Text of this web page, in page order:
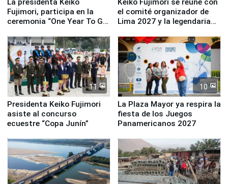
Fujimori, participa en la
ceremonia “One Year To Go
el comité organizador de
Lima 2027 y la legendaria
11
Presidenta Keiko Fujimori
asiste al concurso
ecuestre “Copa Junín”
10
La Plaza Mayor ya respira la
fiesta de los Juegos
Panamericanos 2027